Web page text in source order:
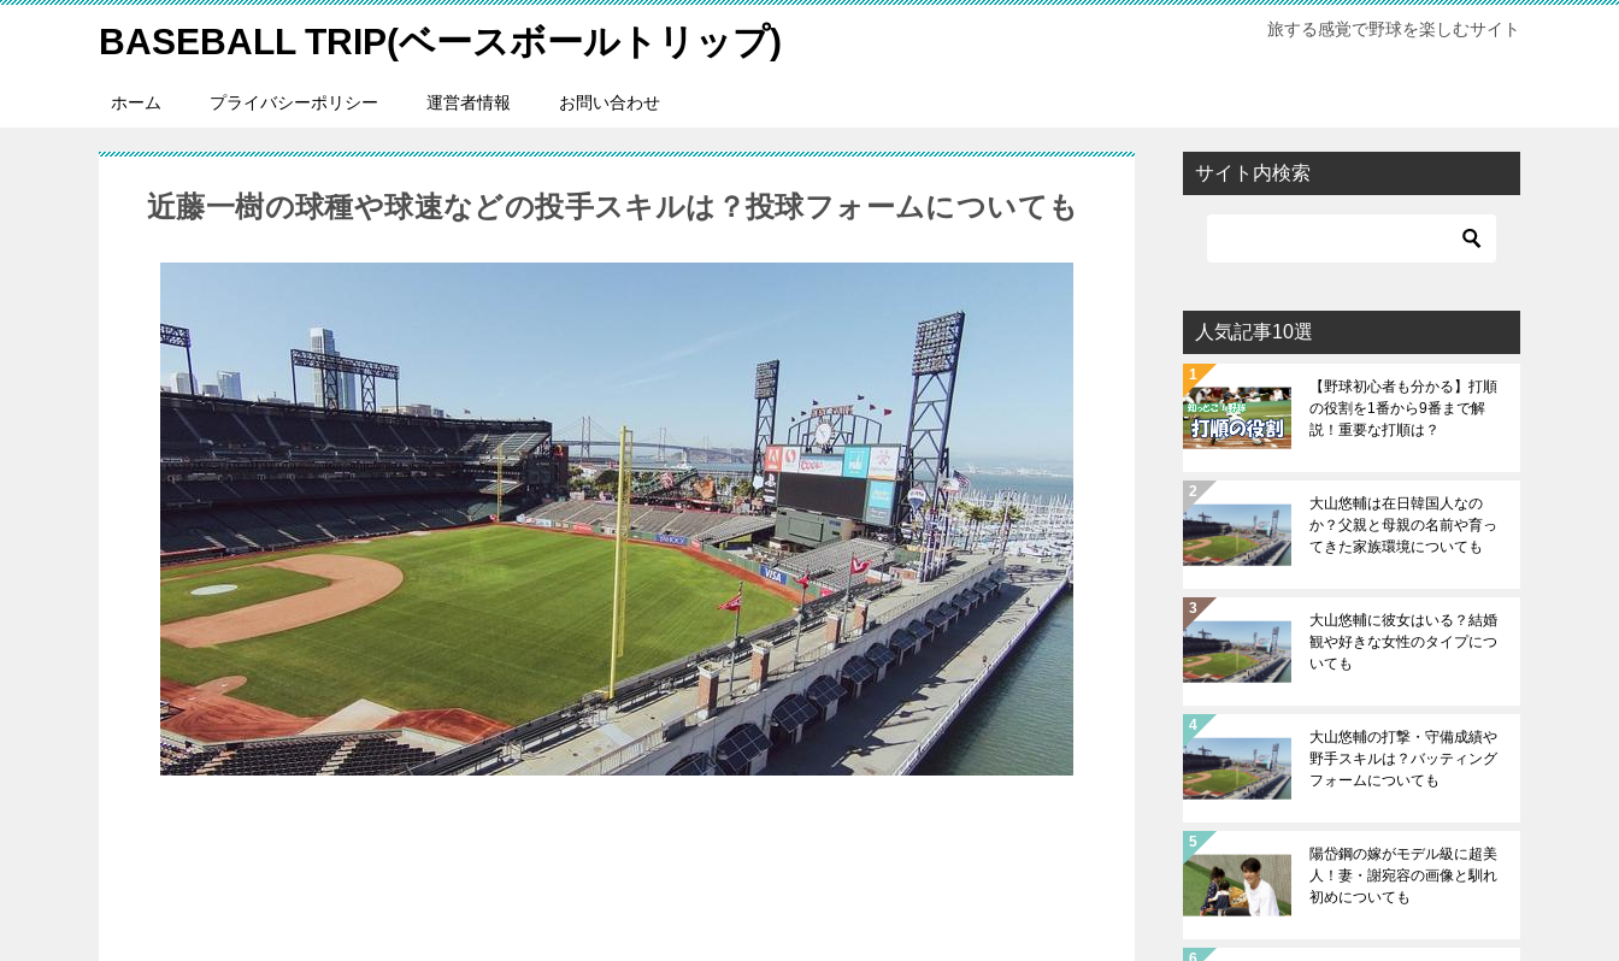
BASEBALL TRIP(ベースボールトリップ) 旅する感覚で野球を楽しむサイト
ホーム プライバシーポリシー 運営者情報 お問い合わせ
近藤一樹の球種や球速などの投手スキルは？投球フォームについても
サイト内検索
人気記事10選
【野球初心者も分かる】打順
の役割を1番から9番まで解
説！重要な打順は？
大山悠輔は在日韓国人なの
か？父親と母親の名前や育っ
てきた家族環境についても
大山悠輔に彼女はいる？結婚
観や好きな女性のタイプにつ
いても
大山悠輔の打撃・守備成績や
野手スキルは？バッティング
フォームについても
陽岱鋼の嫁がモデル級に超美
人！妻・謝宛容の画像と馴れ
初めについても